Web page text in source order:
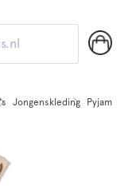
Jongenskleding Pyjama's